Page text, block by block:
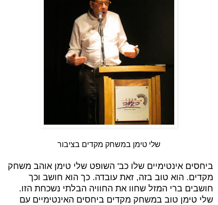
שלי טימן במשחק מקדים בציבור
ביחסים אינטימיים שלו כב' השופט שלי טימן אוהב משחק
מקדים. הוא טוב בזה, זאת עובדה. כך הוא חושב וכך
חושבים ברי המזל שחוו את החוויה הבלתי נשכחת הזו.
שלי טימן טוב במשחק מקדים ביחסים האינטימיים עם